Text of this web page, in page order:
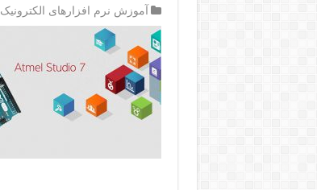
آموزش نرم افزارهای الکترونیک